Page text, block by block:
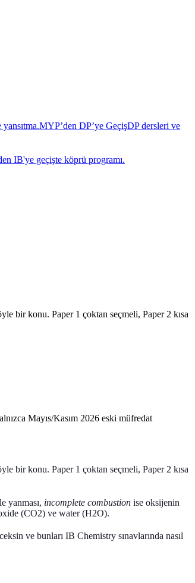
yansıtma.MYP’den DP’ye GeçişDP dersleri ve
IB'ye geçişte köprü programı.
bir konu. Paper 1 çoktan seçmeli, Paper 2 kısa
Mayıs/Kasım 2026 eski müfredat
bir konu. Paper 1 çoktan seçmeli, Paper 2 kısa
yanması, incomplete combustion ise oksijenin
(CO2) ve water (H2O).
ve bunları IB Chemistry sınavlarında nasıl